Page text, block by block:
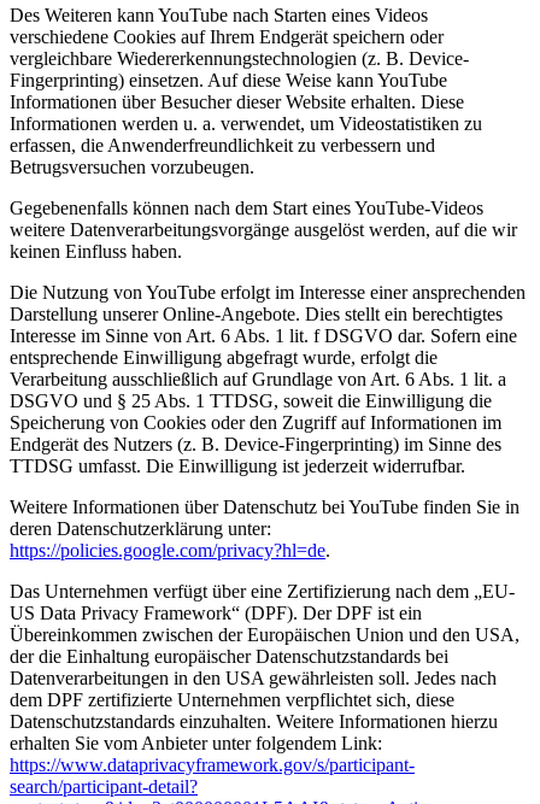
Des Weiteren kann YouTube nach Starten eines Videos
verschiedene Cookies auf Ihrem Endgerät speichern oder
vergleichbare Wiedererkennungstechnologien (z. B. Device-
Fingerprinting) einsetzen. Auf diese Weise kann YouTube
Informationen über Besucher dieser Website erhalten. Diese
Informationen werden u. a. verwendet, um Videostatistiken zu
erfassen, die Anwenderfreundlichkeit zu verbessern und
Betrugsversuchen vorzubeugen.
Gegebenenfalls können nach dem Start eines YouTube-Videos
weitere Datenverarbeitungsvorgänge ausgelöst werden, auf die wir
keinen Einfluss haben.
Die Nutzung von YouTube erfolgt im Interesse einer ansprechenden
Darstellung unserer Online-Angebote. Dies stellt ein berechtigtes
Interesse im Sinne von Art. 6 Abs. 1 lit. f DSGVO dar. Sofern eine
entsprechende Einwilligung abgefragt wurde, erfolgt die
Verarbeitung ausschließlich auf Grundlage von Art. 6 Abs. 1 lit. a
DSGVO und § 25 Abs. 1 TTDSG, soweit die Einwilligung die
Speicherung von Cookies oder den Zugriff auf Informationen im
Endgerät des Nutzers (z. B. Device-Fingerprinting) im Sinne des
TTDSG umfasst. Die Einwilligung ist jederzeit widerrufbar.
Weitere Informationen über Datenschutz bei YouTube finden Sie in
deren Datenschutzerklärung unter:
https://policies.google.com/privacy?hl=de.
Das Unternehmen verfügt über eine Zertifizierung nach dem „EU-
US Data Privacy Framework“ (DPF). Der DPF ist ein
Übereinkommen zwischen der Europäischen Union und den USA,
der die Einhaltung europäischer Datenschutzstandards bei
Datenverarbeitungen in den USA gewährleisten soll. Jedes nach
dem DPF zertifizierte Unternehmen verpflichtet sich, diese
Datenschutzstandards einzuhalten. Weitere Informationen hierzu
erhalten Sie vom Anbieter unter folgendem Link:
https://www.dataprivacyframework.gov/s/participant-
search/participant-detail?